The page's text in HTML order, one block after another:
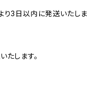
り3日以内に発送いたしま
たします。